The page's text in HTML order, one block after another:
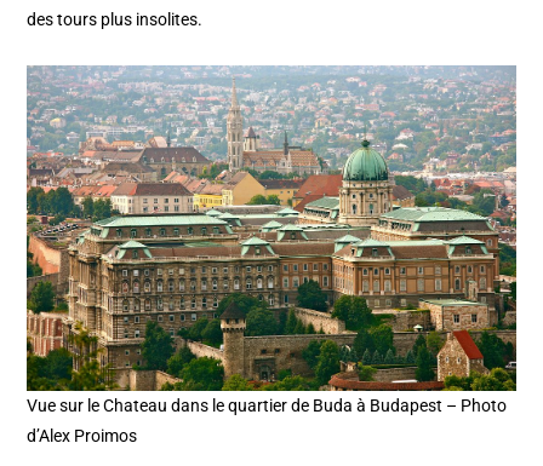
des tours plus insolites.
Vue sur le Chateau dans le quartier de Buda à Budapest – Photo
d’Alex Proimos